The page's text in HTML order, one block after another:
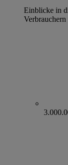
Einblicke in